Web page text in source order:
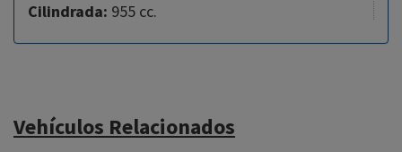
Cilindrada: 955 cc.
Vehículos Relacionados